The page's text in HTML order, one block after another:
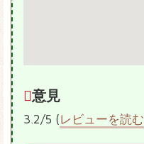
意見
3.2/5 (レビューを読む